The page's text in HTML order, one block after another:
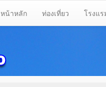
หน้าหลัก ท่องเที่ยว โรงแร